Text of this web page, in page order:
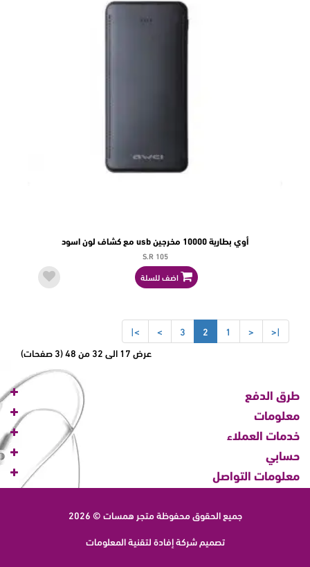
أوي بطارية 10000 مخرجين usb مع كشاف لون اسود
S.R 105
اضف للسلة
|<
<
1
2
3
>
>|
عرض 17 الى 32 من 48 (3 صفحات)
طرق الدفع
معلومات
خدمات العملاء
حسابي
معلومات التواصل
جميع الحقوق محفوظةمتجر همسات © 2026
تصميم شركةإفادة لتقنية المعلومات